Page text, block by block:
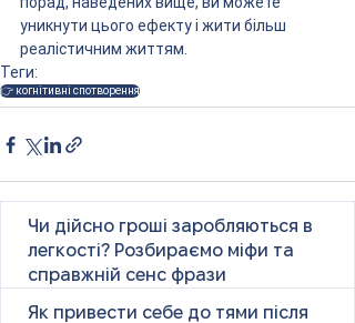
уникнути цього ефекту і жити більш
реалістичним життям.
Теги:
👉 когнітивні спотворення
Чи дійсно гроші заробляються в
легкості? Розбираємо міфи та
справжній сенс фрази
Як привести себе до тями після